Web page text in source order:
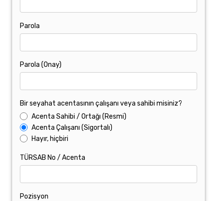
Parola
Parola (Onay)
Bir seyahat acentasının çalışanı veya sahibi misiniz?
Acenta Sahibi / Ortağı (Resmi)
Acenta Çalışanı (Sigortalı)
Hayır, hiçbiri
TÜRSAB No / Acenta
Pozisyon